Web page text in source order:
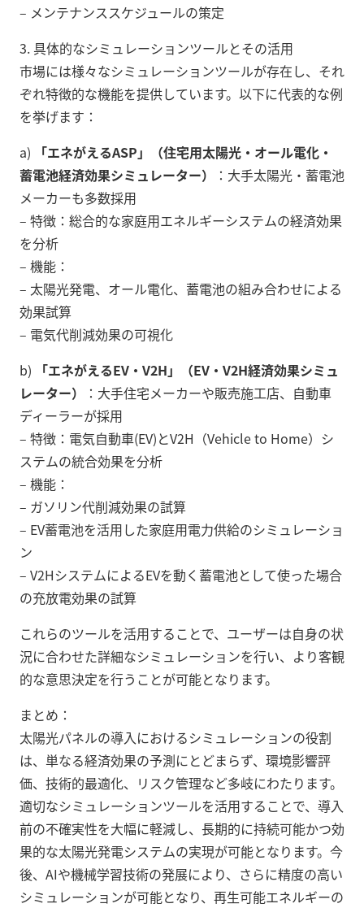
– メンテナンススケジュールの策定
3. 具体的なシミュレーションツールとその活用
市場には様々なシミュレーションツールが存在し、それ
ぞれ特徴的な機能を提供しています。以下に代表的な例
を挙げます：
a)
「エネがえるASP」（住宅用太陽光・オール電化・
蓄電池経済効果シミュレーター）
：大手太陽光・蓄電池
メーカーも多数採用
– 特徴：総合的な家庭用エネルギーシステムの経済効果
を分析
– 機能：
– 太陽光発電、オール電化、蓄電池の組み合わせによる
効果試算
– 電気代削減効果の可視化
b)
「エネがえるEV・V2H」（EV・V2H経済効果シミュ
レーター）
：大手住宅メーカーや販売施工店、自動車
ディーラーが採用
– 特徴：電気自動車(EV)とV2H（Vehicle to Home）シ
ステムの統合効果を分析
– 機能：
– ガソリン代削減効果の試算
– EV蓄電池を活用した家庭用電力供給のシミュレーショ
ン
– V2HシステムによるEVを動く蓄電池として使った場合
の充放電効果の試算
これらのツールを活用することで、ユーザーは自身の状
況に合わせた詳細なシミュレーションを行い、より客観
的な意思決定を行うことが可能となります。
まとめ：
太陽光パネルの導入におけるシミュレーションの役割
は、単なる経済効果の予測にとどまらず、環境影響評
価、技術的最適化、リスク管理など多岐にわたります。
適切なシミュレーションツールを活用することで、導入
前の不確実性を大幅に軽減し、長期的に持続可能かつ効
果的な太陽光発電システムの実現が可能となります。今
後、AIや機械学習技術の発展により、さらに精度の高い
シミュレーションが可能となり、再生可能エネルギーの